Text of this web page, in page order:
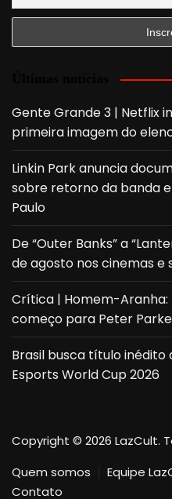
Gente Grande 3 | Netflix
primeira imagem do
Linkin Park anuncia
sobre retorno da banda
Paulo
De “Outer Banks” a
de agosto nos cinemas e
Crítica | Homem-Aranha:
começo para Peter
Brasil busca título inédito
Esports World Cup 2026
Copyright © 2026 LazCult.
Quem somos
Equipe
Contato